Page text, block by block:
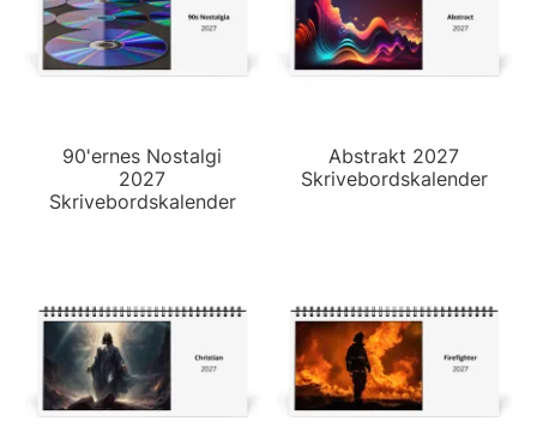
90'ernes Nostalgi
2027
Skrivebordskalender
Abstrakt 2027
Skrivebordskalender